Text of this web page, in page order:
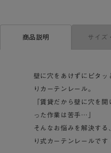
商品説明 サイズ
壁に穴をあけずにピタ
りカーテンレール。
「賃貸だから壁に穴を
った作業は苦手…」
そんなお悩みを解決す
り式カーテンレールです